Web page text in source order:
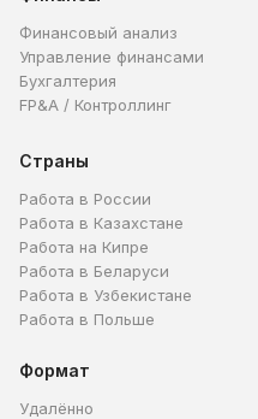
Финансовый анализ
Управление финансами
Бухгалтерия
FP&A / Контроллинг
Страны
Работа в России
Работа в Казахстане
Работа на Кипре
Работа в Беларуси
Работа в Узбекистане
Работа в Польше
Формат
Удалённо